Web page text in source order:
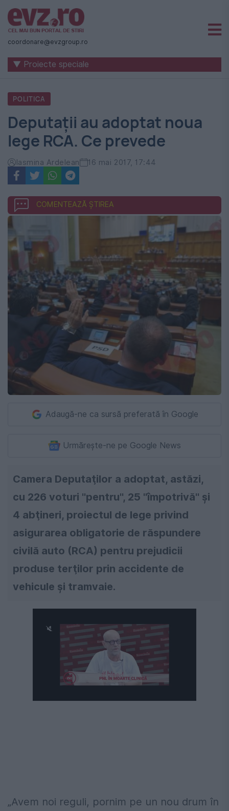
Știri
naționale
internaționale
România
-
Evenimentul
Zilei
coordonare@evzgroup.ro
▼ Proiecte speciale
POLITICA
Deputații au adoptat noua
lege RCA. Ce prevede
Iasmina Ardelean 16 mai 2017, 17:44
COMENTEAZĂ ȘTIREA
Adaugă-ne ca sursă preferată în Google
Urmărește-ne pe Google News
Camera Deputaţilor a adoptat, astăzi,
cu 226 voturi ''pentru'', 25 ''împotrivă'' şi
4 abţineri, proiectul de lege privind
asigurarea obligatorie de răspundere
civilă auto (RCA) pentru prejudicii
produse terţilor prin accidente de
vehicule şi tramvaie.
„Avem noi reguli, pornim pe un nou drum în